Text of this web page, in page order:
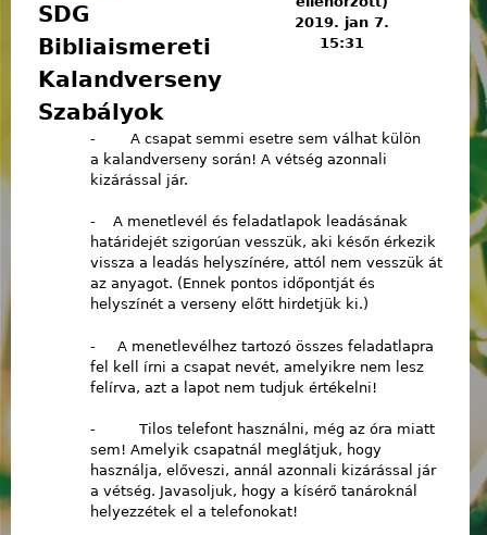
2019. jan 7.
15:31
SDG
Bibliaismereti
Kalandverseny
Szabályok
- A csapat semmi esetre sem válhat külön
a kalandverseny során! A vétség azonnali
kizárással jár.
- A menetlevél és feladatlapok leadásának
határidejét szigorúan vesszük, aki későn érkezik
vissza a leadás helyszínére, attól nem vesszük át
az anyagot. (Ennek pontos időpontját és
helyszínét a verseny előtt hirdetjük ki.)
- A menetlevélhez tartozó összes feladatlapra
fel kell írni a csapat nevét, amelyikre nem lesz
felírva, azt a lapot nem tudjuk értékelni!
- Tilos telefont használni, még az óra miatt
sem! Amelyik csapatnál meglátjuk, hogy
használja, előveszi, annál azonnali kizárással jár
a vétség. Javasoljuk, hogy a kísérő tanároknál
helyezzétek el a telefonokat!